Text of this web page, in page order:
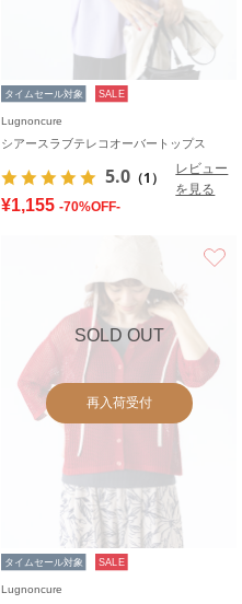
タイムセール対象 SALE
Lugnoncure
シアースラブテレコオーバートップス
5.0 （1）
レビュー
を見る
¥1,155 -70%OFF-
SOLD OUT
再入荷受付
タイムセール対象 SALE
Lugnoncure